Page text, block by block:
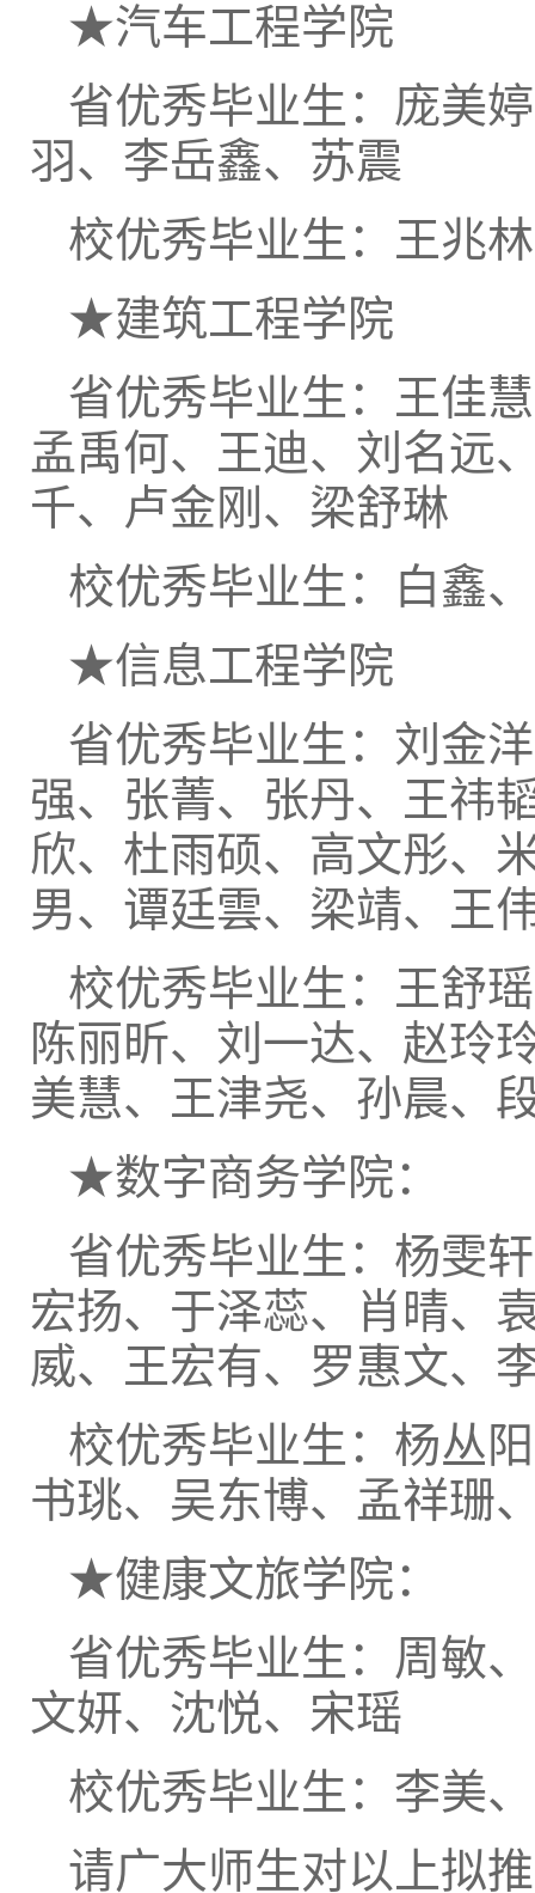
★汽车工程学院
省优秀毕业生：庞美
羽、李岳鑫、苏震
校优秀毕业生：王兆
★建筑工程学院
省优秀毕业生：王佳
孟禹何、王迪、刘名远
千、卢金刚、梁舒琳
校优秀毕业生：白鑫
★信息工程学院
省优秀毕业生：刘金
强、张菁、张丹、王祎
欣、杜雨硕、高文彤、
男、谭廷雲、梁靖、王
校优秀毕业生：王舒
陈丽昕、刘一达、赵玲
美慧、王津尧、孙晨、
★数字商务学院：
省优秀毕业生：杨雯
宏扬、于泽蕊、肖晴、
威、王宏有、罗惠文、
校优秀毕业生：杨丛
书珧、吴东博、孟祥珊
★健康文旅学院：
省优秀毕业生：周敏
文妍、沈悦、宋瑶
校优秀毕业生：李美
请广大师生对以上拟